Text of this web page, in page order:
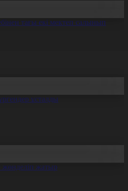
тағы екі мектеп салынып
ұсталды
жатыр